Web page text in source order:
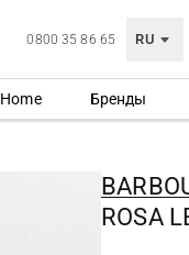
0800 35 86 65 RU
Home Бренды
ROSA